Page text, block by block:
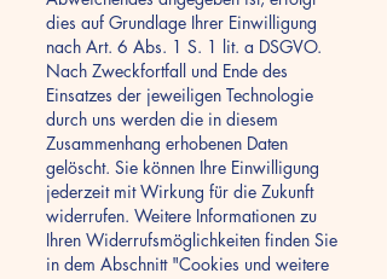
dies auf Grundlage Ihrer Einwilligung
nach Art. 6 Abs. 1 S. 1 lit. a DSGVO.
Nach Zweckfortfall und Ende des
Einsatzes der jeweiligen Technologie
durch uns werden die in diesem
Zusammenhang erhobenen Daten
gelöscht. Sie können Ihre Einwilligung
jederzeit mit Wirkung für die Zukunft
widerrufen. Weitere Informationen zu
Ihren Widerrufsmöglichkeiten finden Sie
in dem Abschnitt "Cookies und weitere